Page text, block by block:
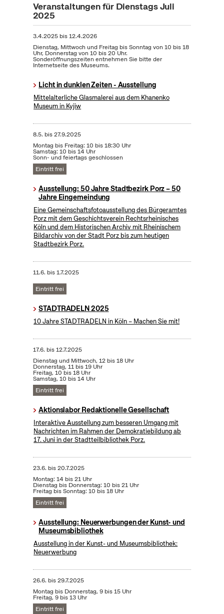
Veranstaltungen für Dienstags Juli
2025
3.4.2025bis12.4.2026
Dienstag, Mittwoch und Freitag bis Sonntag von 10 bis 18
Uhr, Donnerstag von 10 bis 20 Uhr.
Sonderöffnungszeiten entnehmen Sie bitte der
Internetseite des Museums.
Licht in dunklen Zeiten - Ausstellung
Mittelalterliche Glasmalerei aus dem Khanenko
Museum in Kyjiw
8.5. bis27.9.2025
Montag bis Freitag: 10 bis 18:30 Uhr
Samstag: 10 bis 14 Uhr
Sonn- und feiertags geschlossen
Eintritt frei
Ausstellung: 50 Jahre Stadtbezirk Porz – 50
Jahre Eingemeindung
Eine Gemeinschaftsfotoausstellung des Bürgeramtes
Porz mit dem Geschichtsverein Rechtsrheinisches
Köln und dem Historischen Archiv mit Rheinischem
Bildarchiv von der Stadt Porz bis zum heutigen
Stadtbezirk Porz.
11.6. bis1.7.2025
Eintritt frei
STADTRADELN 2025
10 Jahre STADTRADELN in Köln – Machen Sie mit!
17.6. bis12.7.2025
Dienstag und Mittwoch, 12 bis 18 Uhr
Donnerstag, 11 bis 19 Uhr
Freitag, 10 bis 18 Uhr
Samstag, 10 bis 14 Uhr
Eintritt frei
Aktionslabor Redaktionelle Gesellschaft
Interaktive Ausstellung zum besseren Umgang mit
Nachrichten im Rahmen der Demokratiebildung ab
17. Juni in der Stadtteilbibliothek Porz.
23.6. bis20.7.2025
Montag: 14 bis 21 Uhr
Dienstag bis Donnerstag: 10 bis 21 Uhr
Freitag bis Sonntag: 10 bis 18 Uhr
Eintritt frei
Ausstellung: Neuerwerbungen der Kunst- und
Museumsbibliothek
Ausstellung in der Kunst- und Museumsbibliothek:
Neuerwerbung
26.6. bis29.7.2025
Montag bis Donnerstag, 9 bis 15 Uhr
Freitag, 9 bis 13 Uhr
Eintritt frei